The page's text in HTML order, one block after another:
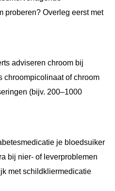
proberen? Overleg eerst met
adviseren chroom bij
chroompicolinaat of chroom
(bijv. 200–1000
je bloedsuiker
bij nier- of leverproblemen
met schildkliermedicatie